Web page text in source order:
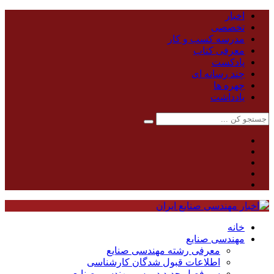
اخبار
تخصصی
مدرسه کسب و کار
معرفی کتاب
پادکست
چند رسانه ای
چهره ها
یادداشت
خانه
مهندسی صنایع
معرفی رشته مهندسی صنایع
اطلاعات قبول شدگان کارشناسی